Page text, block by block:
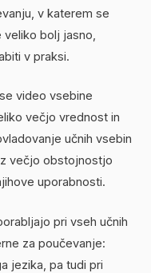
v katerem se
bolj jasno,
v praksi.
video vsebine
večjo vrednost in
učnih vsebin
večjo obstojnostjo
uporabnosti.
pri vseh učnih
za poučevanje:
jezika, pa tudi pri